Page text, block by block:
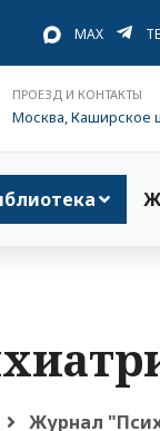
MAX
ПРОЕЗД И КОНТАКТЫ
Москва, Каширское
Журнал